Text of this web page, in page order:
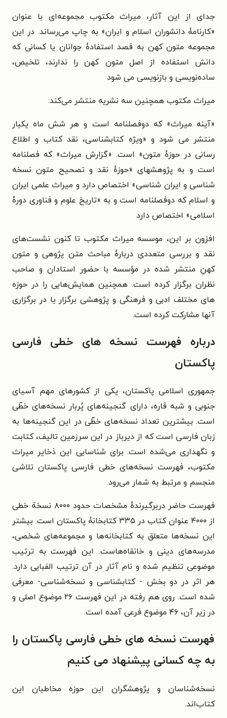
جدای از این آثار، میراث مکتوب مجموعه‌ای با عنوان
«کارنامۀ دانشوران اسلام و ایران» به چاپ می‌رساند. در این
مجموعه متون کهن به قصد استفادۀ جوانان یا کسانی که
دانش استفاده از اصل متون کهن را ندارند، تلخیص،
ساده‌نویسی و بازنویسی می شود
میراث مکتوب همچنین سه نشریه منتشر می‌کند:
«آینه میراث» که دوفصلنامه است و هر شش ماه یکبار
منتشر می شود و «ویژه کتابشناسی، نقد کتاب و اطلاع
رسانی در حوزۀ متون» است. «گزارش میراث» که فصلنامه
است و به پژوهشهای «حوزۀ نقد و تصحیح متون نسخه
شناسی و ایران شناسی» اختصاص دارد و میراث علمی ایران
و اسلام که دوفصلنامه است و به «تاریخ علوم و فناوری دورۀ
اسلامی» اختصاص دارد
افزون بر این، موسسه میراث مکتوب تا کنون نشست‌های
نقد و بررسی متعددی دربارۀ مباحث متن پژوهی و متون
کهنِ منتشر شده در مؤسسه با حضور استادان و صاحب
نظران برگزار کرده است. همچنین همایش‌هایی را در حوزه
‌های مختلف ادبی و فرهنگی و پژوهشی برگزار یا در برگزاری
آنها مشارکت کرده است.
درباره فهرست نسخه های خطی فارسی
پاکستان
جمهوری اسلامی پاکستان، یکی از کشورهای مهم آسیای
جنوبی و شبه قاره، دارای گنجینه‌های پُربار نسخه‌های خطّی
است. بیشترین تعداد نسخه‌های خطّی در این گنجینه‌ها به
زبان فارسی است که از دیرباز در این سرزمین تالیف، کتابت
و نگهداری می‌شده است. برای شناسایی این ذخایر میراث
مکتوب، فهرست نسخه‌های خطی فارسی پاکستان تلاشی
منجسم و مرتبط به شمار می‌رود.
فهرست حاضر دربرگیرندۀ مشخصات حدود ۸۰۰۰ نسخة خطی
از ۴۰۰۰ عنوان کتاب در ۳۳۵ کتابخانۀ پاکستان است. بیشتر
این نسخه‌ها متعلق به کتابخانه‌ها و مجموعه‌های شخصی،
مدرسه‌های دینی و خانقاه‌هاست. این فهرست به ترتیب
موضوعی تنظیم شده و نام آثار در آن ترتیب الفبایی دارد.
هر اثر در دو بخش - کتابشناسی و نسخه‌شناسی- معرفی
شده است. روی هم رفته در این فهرست ۲۶ موضوع اصلی و
در زیر آن، ۴۶ موضوع فرعی آمده است.
فهرست نسخه های خطی فارسی پاکستان را
به چه کسانی پیشنهاد می کنیم
نسخه‌شناسان و پژوهشگران این حوزه مخاطبان این
کتاب‌اند.